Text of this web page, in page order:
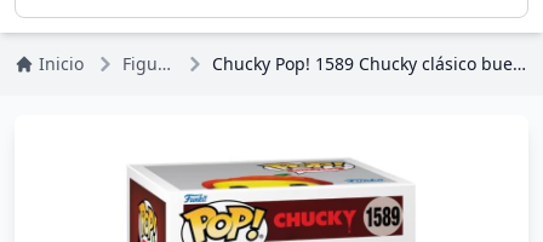
Inicio Figuras Chucky Pop! 1589 Chucky clásico buen chico